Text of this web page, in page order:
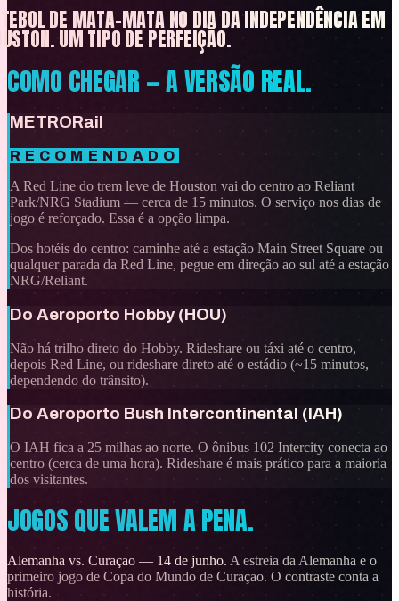
DE MATA-MATA NO DIA DA INDEPENDÊNCIA EM
UM TIPO DE PERFEIÇÃO.
COMO CHEGAR — A VERSÃO REAL.
METRORail
RECOMENDADO
A Red Line do trem leve de Houston vai do centro ao Reliant
Park/NRG Stadium — cerca de 15 minutos. O serviço nos dias de
jogo é reforçado. Essa é a opção limpa.
Dos hotéis do centro: caminhe até a estação Main Street Square ou
qualquer parada da Red Line, pegue em direção ao sul até a estação
NRG/Reliant.
Do Aeroporto Hobby (HOU)
Não há trilho direto do Hobby. Rideshare ou táxi até o centro,
depois Red Line, ou rideshare direto até o estádio (~15 minutos,
dependendo do trânsito).
Do Aeroporto Bush Intercontinental (IAH)
O IAH fica a 25 milhas ao norte. O ônibus 102 Intercity conecta ao
centro (cerca de uma hora). Rideshare é mais prático para a maioria
dos visitantes.
JOGOS QUE VALEM A PENA.
Alemanha vs. Curaçao — 14 de junho. A estreia da Alemanha e o
primeiro jogo de Copa do Mundo de Curaçao. O contraste conta a
história.